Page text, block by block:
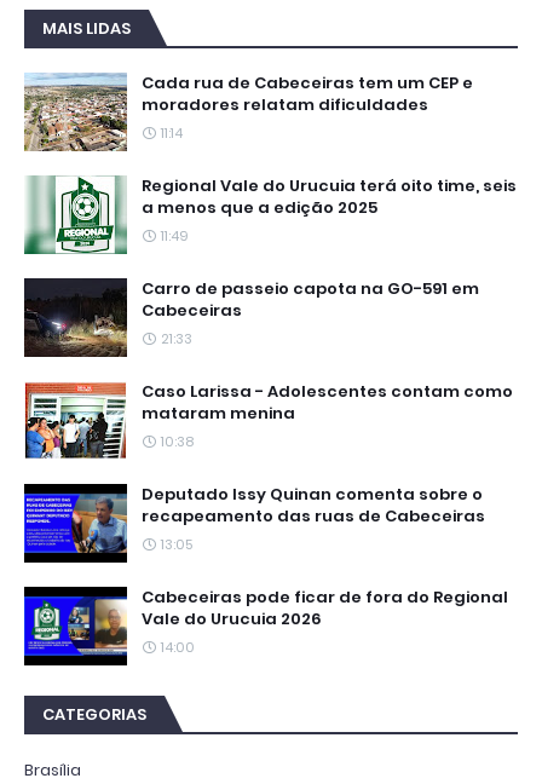
MAIS LIDAS
Cada rua de Cabeceiras tem um CEP e
moradores relatam dificuldades
11:14
Regional Vale do Urucuia terá oito time, seis
a menos que a edição 2025
11:49
Carro de passeio capota na GO-591 em
Cabeceiras
21:33
Caso Larissa - Adolescentes contam como
mataram menina
10:38
Deputado Issy Quinan comenta sobre o
recapeamento das ruas de Cabeceiras
13:05
Cabeceiras pode ficar de fora do Regional
Vale do Urucuia 2026
14:00
CATEGORIAS
Brasília